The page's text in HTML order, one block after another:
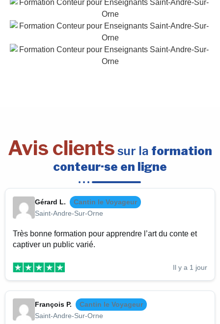
Avis clients sur la formation
conteur·se en ligne
Gérard L.
Cantin le Voyageur
Saint-Andre-Sur-Orne
Très bonne formation pour apprendre l’art du conte et
captiver un public varié.
Il y a 1 jour
François P.
Cantin le Voyageur
Saint-Andre-Sur-Orne